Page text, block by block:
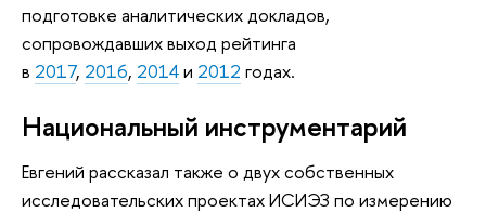
подготовке аналитических докладов,
сопровождавших выход рейтинга
в 2017, 2016, 2014и 2012 годах.
Национальный инструментарий
Евгений рассказал также о двух собственных
исследовательских проектах ИСИЭЗ по измерению